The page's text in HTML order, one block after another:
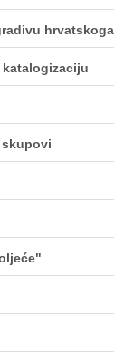
skupovi